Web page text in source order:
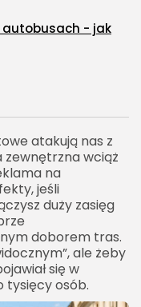
atakują nas z
zewnętrzna wciąż
na
jeśli
duży zasięg
doborem tras.
ale żeby
się w
tysięcy osób.
autobusach - jak
-
LCD w
i zasięgu
reklamową
dla
docelowej
strategia